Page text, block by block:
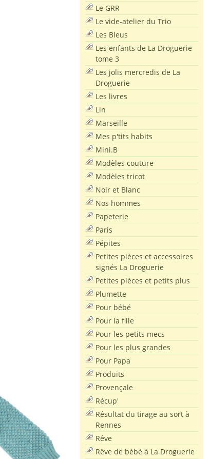
Le GRR
Le vide-atelier du Trio
Les Bleus
Les enfants de La Droguerie
tome 3
Les jolis mercredis de La
Droguerie
Les livres
Lin
Marseille
Mes p'tits habits
Mini.B
Modèles couture
Modèles tricot
Noir et Blanc
Nos hommes
Papeterie
Paris
Pépites
Petites pièces et accessoires
signés La Droguerie
Petites pièces et petits plus
Plumette
Pour bébé
Pour la fille
Pour les petits mecs
Pour les plus grandes
Pour Papa
Produits
Provençale
Récup'
Résultat du tirage au sort à
Rennes
Rêve
Rêve de bébé à La Droguerie